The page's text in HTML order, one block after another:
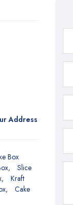
Address
Box
Slice
Kraft
Cake